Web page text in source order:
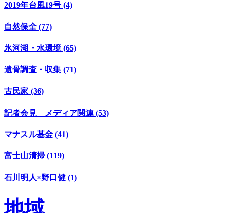
2019年台風19号 (4)
自然保全 (77)
氷河湖・水環境 (65)
遺骨調査・収集 (71)
古民家 (36)
記者会見 メディア関連 (53)
マナスル基金 (41)
富士山清掃 (119)
石川明人×野口健 (1)
地域